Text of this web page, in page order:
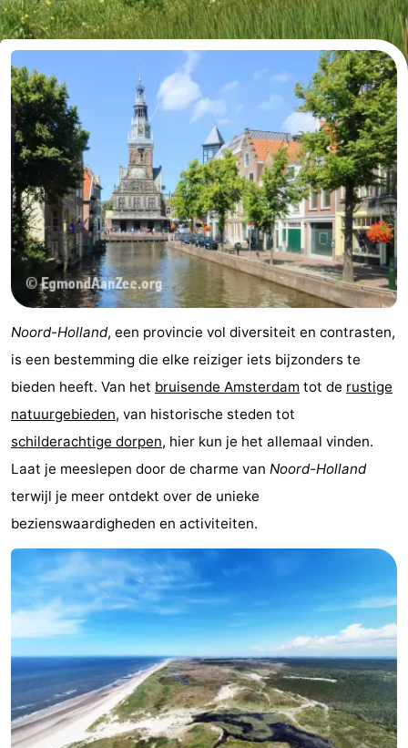
De
Noordduinen
-
Duinrell
Last
minutes
Strand
Zien
&
doen
Bezienswaardigheden
-
Musea
Monumenten
Uitkijkpunten
Attracties
-
Rondvaarten
Speeltuinen
-
Binnenspeeltuinen
-
Experiences
Wellness
centra
Dorpen
&
Steden
Natuur
Sporten
-
Noord-Holland, een provincie vol diversiteit en contrasten,
is een bestemming die elke reiziger iets bijzonders te
bieden heeft. Van het bruisende Amsterdam tot de rustige
natuurgebieden, van historische steden tot
schilderachtige dorpen, hier kun je het allemaal vinden.
Laat je meeslepen door de charme van Noord-Holland
terwijl je meer ontdekt over de unieke
bezienswaardigheden en activiteiten.